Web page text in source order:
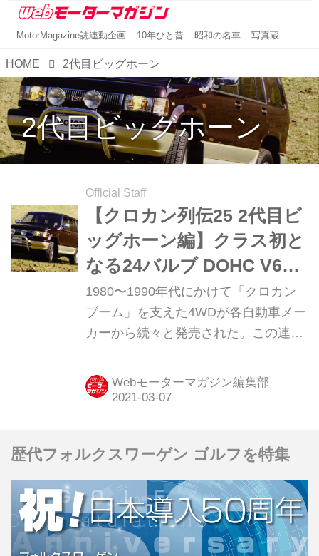
MotorMagazine誌連動企画 10年ひと昔 昭和の名車 写真蔵
HOME 2代目ビッグホーン
2代目ビッグホーン
Official Staff
【クロカン列伝25 2代目ビ
ッグホーン編】クラス初と
なる24バルブ DOHC V6エ
ンジンを搭載
1980〜1990年代にかけて「クロカン
ブーム」を支えた4WDが各自動車メー
カーから続々と発売された。この連載
もふた味も異なる「泥臭さやワイルド
さ」を前面に押し出したクロカン4WD
Webモーターマガジン編集部
歴代フォルクスワーゲン ゴルフを特集